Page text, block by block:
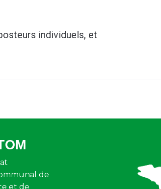
individuels, et
de
et de